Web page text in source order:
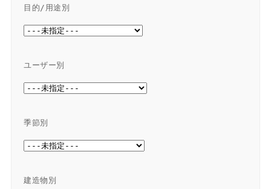
目的/用途別
ユーザー別
季節別
建造物別